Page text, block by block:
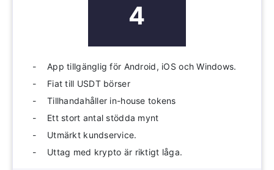
4
App tillgänglig för Android, iOS och Windows.
Fiat till USDT börser
Tillhandahåller in-house tokens
Ett stort antal stödda mynt
Utmärkt kundservice.
Uttag med krypto är riktigt låga.